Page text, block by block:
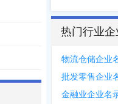
热门行业
物流仓储企业
批发零售企业
金融业企业名